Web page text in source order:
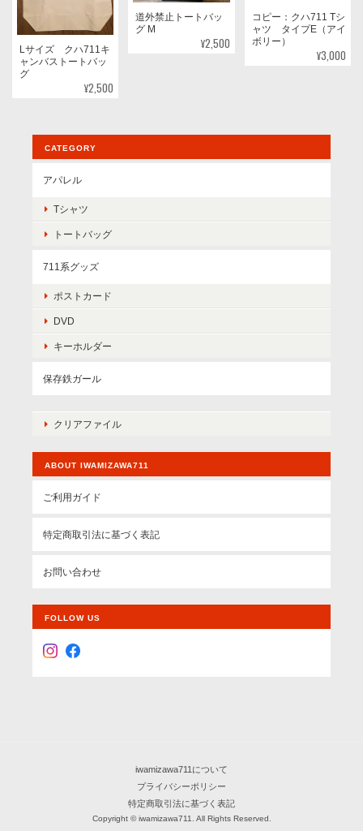
Lサイズ クハ711キ
ャンバストートバッ
グ
¥2,500
道外禁止トートバッ
グ M
¥2,500
コピー：クハ711 Tシ
ャツ タイプE（アイ
ボリー）
¥3,000
CATEGORY
アパレル
Tシャツ
トートバッグ
711系グッズ
ポストカード
DVD
キーホルダー
保存鉄ガール
クリアファイル
ABOUT IWAMIZAWA711
ご利用ガイド
特定商取引法に基づく表記
お問い合わせ
FOLLOW US
iwamizawa711について
プライバシーポリシー
特定商取引法に基づく表記
Copyright © iwamizawa711. All Rights Reserved.